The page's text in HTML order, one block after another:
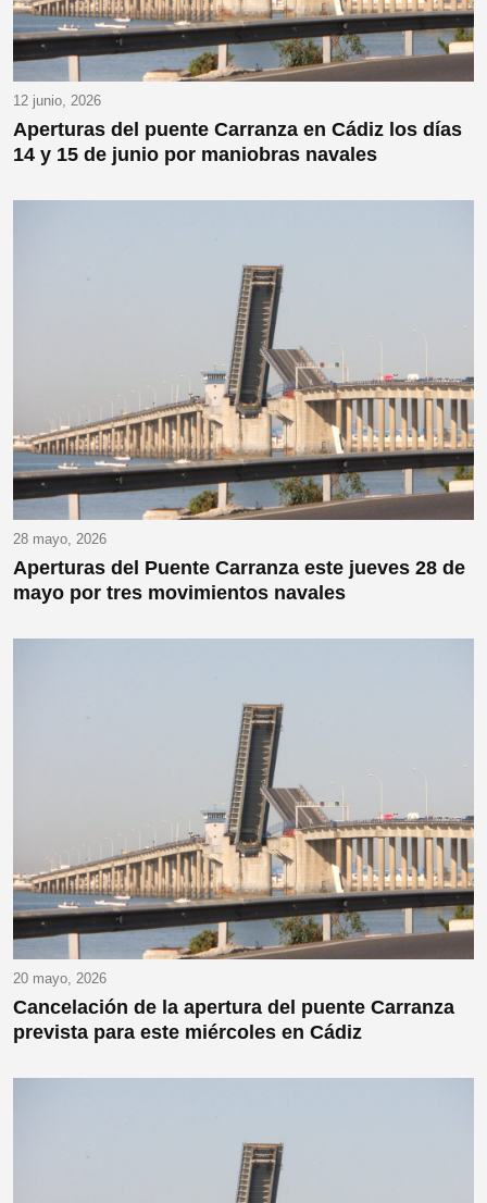
12 junio, 2026
Aperturas del puente Carranza en Cádiz los días
14 y 15 de junio por maniobras navales
28 mayo, 2026
Aperturas del Puente Carranza este jueves 28 de
mayo por tres movimientos navales
20 mayo, 2026
Cancelación de la apertura del puente Carranza
prevista para este miércoles en Cádiz